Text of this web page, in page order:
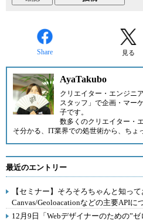
Share 見る
AyaTakubo
クリエイター・エンジニ
スタッフ 」で企画・マー
子です。
数多くのクリエイター・
そ分かる、IT業界での処世術から、ちょ
最近のエントリー
【セミナー】そろそろちゃんと知っ
Canvas/Geoloacationなどの主要APIに
12月9日「Webデザイナーのための”ゼ